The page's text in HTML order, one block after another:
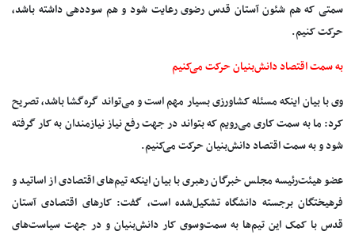
سمتی که هم شئون آستان قدس رضوی رعایت شود و هم سوددهی داشته باشد،
حرکت کنیم.
به سمت اقتصاد دانش‌بنیان حرکت می‌کنیم
وی با بیان اینکه مسئله کشاورزی بسیار مهم است و می‌تواند گره‌گشا باشد، تصریح
کرد: ما به سمت کاری می‌رویم که بتواند در جهت رفع نیاز نیازمندان به کار گرفته
شود و به سمت اقتصاد دانش‌بنیان حرکت می‌کنیم.
عضو هیئت‌رئیسه مجلس خبرگان رهبری با بیان اینکه تیم‌های اقتصادی از اساتید و
فرهیختگان برجسته دانشگاه تشکیل‌شده است، گفت: کارهای اقتصادی آستان
قدس با کمک این تیم‌ها به سمت‌وسوی کار دانش‌بنیان و در جهت سیاست‌های